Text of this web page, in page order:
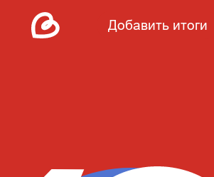
Добавить итоги